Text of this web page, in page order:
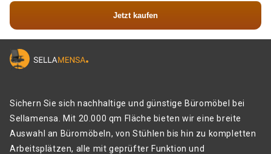
Jetzt kaufen
Sichern Sie sich nachhaltige und günstige Büromöbel bei
Sellamensa. Mit 20.000 qm Fläche bieten wir eine breite
Auswahl an Büromöbeln, von Stühlen bis hin zu kompletten
Arbeitsplätzen, alle mit geprüfter Funktion und